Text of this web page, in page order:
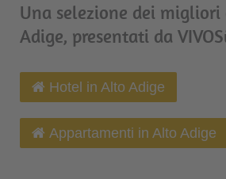
Una selezione dei
Adige, presentati da
Hotel in Alto Adige
Appartamenti in Alto Adige